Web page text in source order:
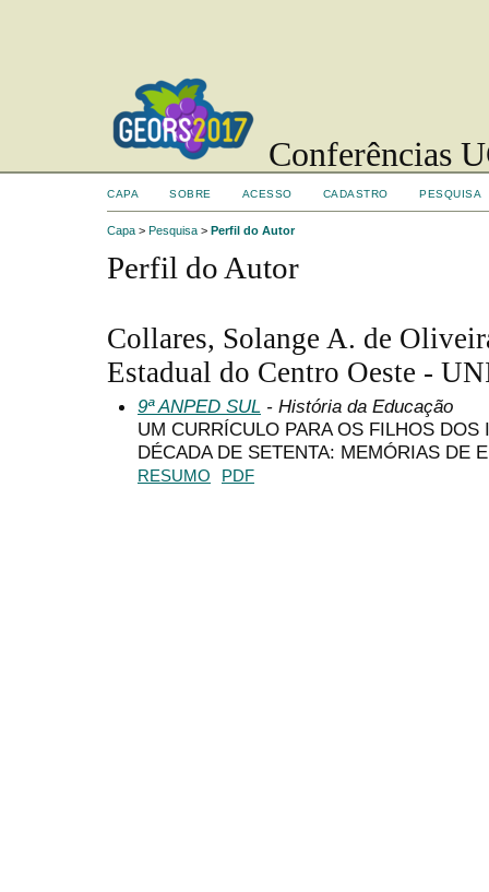
Conferências
CAPA SOBRE ACESSO CADASTRO PESQUISA
Capa > Pesquisa > Perfil do Autor
Perfil do Autor
Collares, Solange A. de
Estadual do Centro Oeste -
9ª ANPED SUL - História da Educação
UM CURRÍCULO PARA OS FILHOS DOS
DÉCADA DE SETENTA: MEMÓRIAS DE
RESUMO PDF